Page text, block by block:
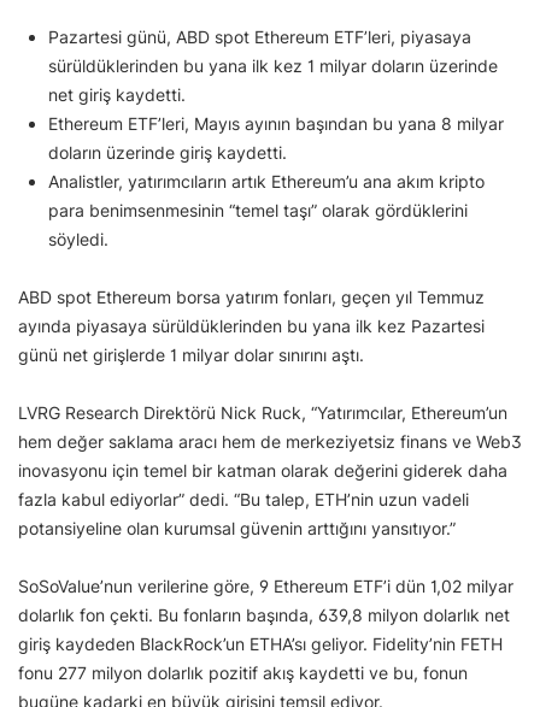
Pazartesi günü, ABD spot Ethereum ETF’leri, piyasaya
sürüldüklerinden bu yana ilk kez 1 milyar doların üzerinde
net giriş kaydetti.
Ethereum ETF’leri, Mayıs ayının başından bu yana 8 milyar
doların üzerinde giriş kaydetti.
Analistler, yatırımcıların artık Ethereum’u ana akım kripto
para benimsenmesinin “temel taşı” olarak gördüklerini
söyledi.
ABD spot Ethereum borsa yatırım fonları, geçen yıl Temmuz
ayında piyasaya sürüldüklerinden bu yana ilk kez Pazartesi
günü net girişlerde 1 milyar dolar sınırını aştı.
LVRG Research Direktörü Nick Ruck, “Yatırımcılar, Ethereum’un
hem değer saklama aracı hem de merkeziyetsiz finans ve Web3
inovasyonu için temel bir katman olarak değerini giderek daha
fazla kabul ediyorlar” dedi. “Bu talep, ETH’nin uzun vadeli
potansiyeline olan kurumsal güvenin arttığını yansıtıyor.”
SoSoValue’nun verilerine göre, 9 Ethereum ETF’i dün 1,02 milyar
dolarlık fon çekti. Bu fonların başında, 639,8 milyon dolarlık net
giriş kaydeden BlackRock’un ETHA’sı geliyor. Fidelity’nin FETH
fonu 277 milyon dolarlık pozitif akış kaydetti ve bu, fonun
bugüne kadarki en büyük girişini temsil ediyor.